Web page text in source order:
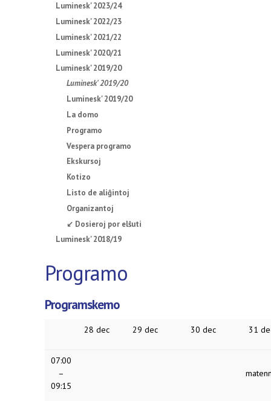
Luminesk' 2023/24
Luminesk' 2022/23
Luminesk' 2021/22
Luminesk' 2020/21
Luminesk' 2019/20
Luminesk' 2019/20
Luminesk' 2019/20
La domo
Programo
Vespera programo
Ekskursoj
Kotizo
Listo de aliĝintoj
Organizantoj
↙ Dosieroj por elŝuti
Luminesk' 2018/19
Programo
Programskemo
28 dec 29 dec 30 dec 31
07:00
–
09:15